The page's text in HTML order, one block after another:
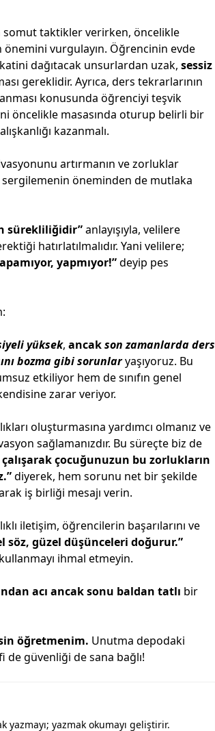
somut taktikler verirken, öncelikle
önemini vurgulayın. Öğrencinin evde
dağıtacak unsurlardan uzak, sessiz
gereklidir. Ayrıca, ders tekrarlarının
konusunda öğrenciyi teşvik
öncelikle masasında oturup belirli bir
kazanmalı.
artırmanın ve zorluklar
sergilemenin öneminden de mutlaka
sürekliliğidir”anlayışıyla, velilere
hatırlatılmalıdır. Yani velilere;
yapmıyor!”deyip pes
yüksek, ancakson zamanlarda ders
bozma gibi sorunlaryaşıyoruz. Bu
etkiliyor hem de sınıfın genel
zarar veriyor.
oluşturmasına yardımcı olmanız ve
sağlamanızdır. Bu süreçte biz de
çocuğunuzun bu zorlukların
diyerek, hem sorunu net bir şekilde
iş birliği mesajı verin.
iletişim, öğrencilerin başarılarını ve
söz, güzel düşünceleri doğurur.”
ihmal etmeyin.
acı ancak sonu baldan tatlı bir
öğretmenim. Unutma depodaki
de güvenliği de sana bağlı!
yazmayı; yazmak okumayı geliştirir.